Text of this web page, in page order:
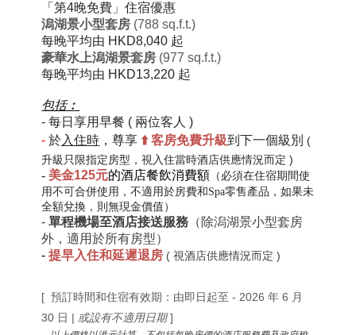
「第4晚免費」住宿優惠
潟湖景小型套房 (788 sq.f.t.)
每晚平均由 HKD8,040 起
豪華水上潟湖景套房 (977 sq.f.t.)
每晚平均由 HKD13,220 起
包括︰
-每日享用早餐 ( 兩位客人 )
-於入住時 ，尊享 ⬆️客房免費升級到下一個級別 (
升級只限指定房型，視入住當時酒店供應情況而定 )
- 美金125元的酒店餐飲消費額 （必須在住宿期間使
用不可合併使用，不適用於房費和 Spa零售產品 ，如果未
全額兌換，則無現金價值）
-單程機場至酒店接送服務 （除潟湖景小型套房
外，適用於所有房型）
-提早入住和延遲退房 ( 視酒店供應情況而定 )
[ 預訂時間和住宿有效期：由即日起至 - 2026 年 6 月
30 日 |或設有不適用日期]